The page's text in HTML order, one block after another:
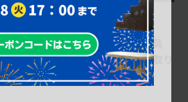
具
テ
し
商品番号 B-062790
【買取】広島県 博永家具
収納付き まる花台を買取り
ました。